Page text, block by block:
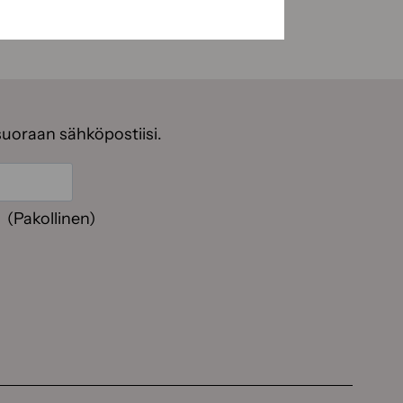
sähköpostiisi.
(Pakollinen)